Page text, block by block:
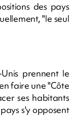
des pays
"le seul
prennent le
faire une "Côte
ses habitants
s'y opposent